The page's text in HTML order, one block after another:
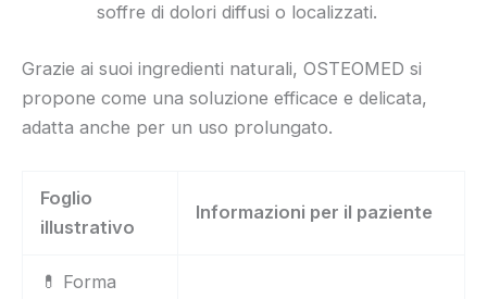
soffre di dolori diffusi o localizzati.
Grazie ai suoi ingredienti naturali, OSTEOMED si
propone come una soluzione efficace e delicata,
adatta anche per un uso prolungato.
Foglio
illustrativo
Informazioni per il paziente
💊 Forma